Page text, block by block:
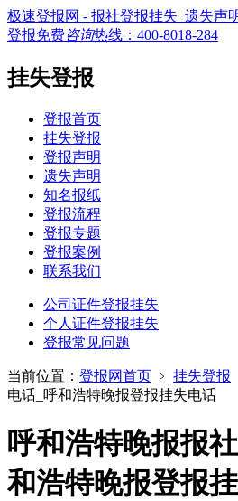
极速登报网 - 报社登报挂失_遗失声
登报免费咨询热线： 400-8018-284
挂失登报
登报首页
挂失登报
登报声明
遗失声明
知名报纸
登报流程
登报专题
登报案例
联系我们
公司证件登报挂失
个人证件登报挂失
登报常见问题
当前位置： 登报网首页 ﹥ 挂失登报
电话_呼和浩特晚报登报挂失电话
呼和浩特晚报报
和浩特晚报登报